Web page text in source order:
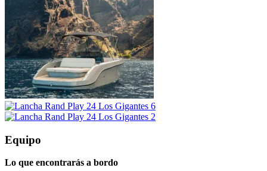
Equipo
Lo que encontrarás a bordo